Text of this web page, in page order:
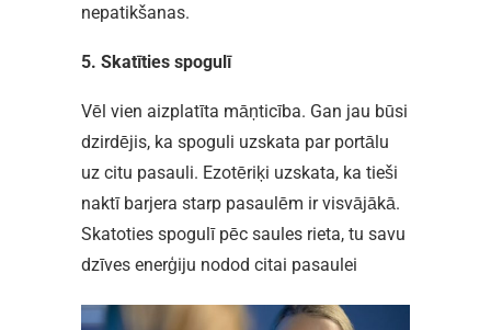
nepatikšanas.
5. Skatīties spogulī
Vēl vien aizplatīta māņticība. Gan jau būsi
dzirdējis, ka spoguli uzskata par portālu
uz citu pasauli. Ezotēriķi uzskata, ka tieši
naktī barjera starp pasaulēm ir visvājākā.
Skatoties spogulī pēc saules rieta, tu savu
dzīves enerģiju nodod citai pasaulei